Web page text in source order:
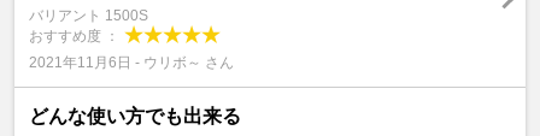
バリアント 1500S
おすすめ度 ：
2021年11月6日 - ウリボ～ さん
どんな使い方でも出来る